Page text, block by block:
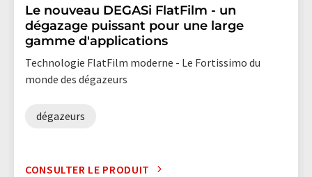
Le nouveau DEGASi FlatFilm - un
dégazage puissant pour une large
gamme d'applications
Technologie FlatFilm moderne - Le Fortissimo du
monde des dégazeurs
dégazeurs
CONSULTER LE PRODUIT